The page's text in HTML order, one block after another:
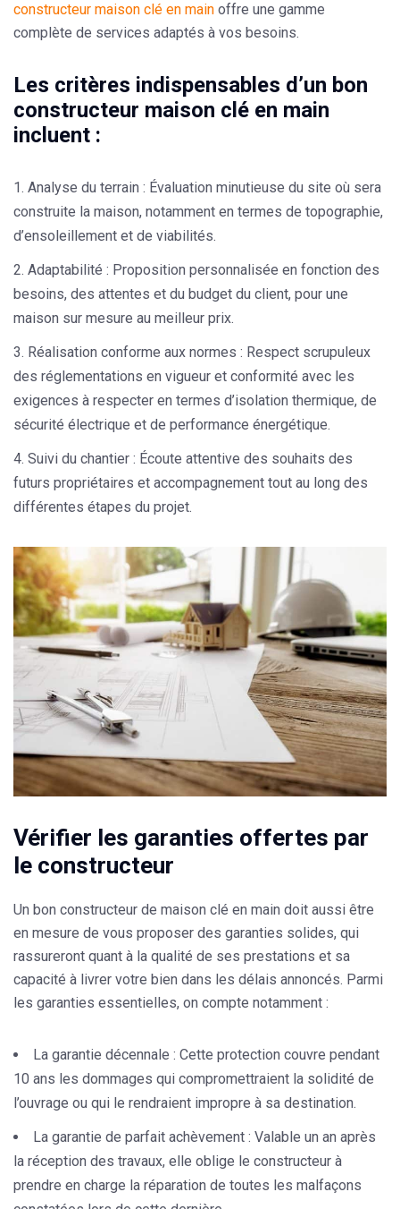
constructeur maison clé en main offre une gamme
complète de services adaptés à vos besoins.
Les critères indispensables d’un bon
constructeur maison clé en main
incluent :
Analyse du terrain : Évaluation minutieuse du site où sera
construite la maison, notamment en termes de topographie,
d’ensoleillement et de viabilités.
Adaptabilité : Proposition personnalisée en fonction des
besoins, des attentes et du budget du client, pour une
maison sur mesure au meilleur prix.
Réalisation conforme aux normes : Respect scrupuleux
des réglementations en vigueur et conformité avec les
exigences à respecter en termes d’isolation thermique, de
sécurité électrique et de performance énergétique.
Suivi du chantier : Écoute attentive des souhaits des
futurs propriétaires et accompagnement tout au long des
différentes étapes du projet.
Vérifier les garanties offertes par
le constructeur
Un bon constructeur de maison clé en main doit aussi être
en mesure de vous proposer des garanties solides, qui
rassureront quant à la qualité de ses prestations et sa
capacité à livrer votre bien dans les délais annoncés. Parmi
les garanties essentielles, on compte notamment :
La garantie décennale : Cette protection couvre pendant
10 ans les dommages qui compromettraient la solidité de
l’ouvrage ou qui le rendraient impropre à sa destination.
La garantie de parfait achèvement : Valable un an après
la réception des travaux, elle oblige le constructeur à
prendre en charge la réparation de toutes les malfaçons